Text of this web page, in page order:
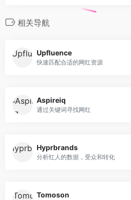
相关导航
Upfluence
快速匹配合适的网红资源
Aspireiq
通过关键词寻找网红
Hyprbrands
分析红人的数据，受众和转化
Tomoson